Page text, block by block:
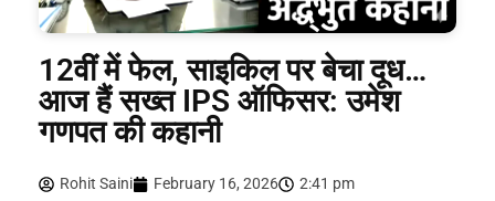
12वीं में फेल, साइकिल पर बेचा दूध…
आज हैं सख्त IPS ऑफिसर: उमेश
गणपत की कहानी
Rohit Saini February 16, 2026
2:41 pm